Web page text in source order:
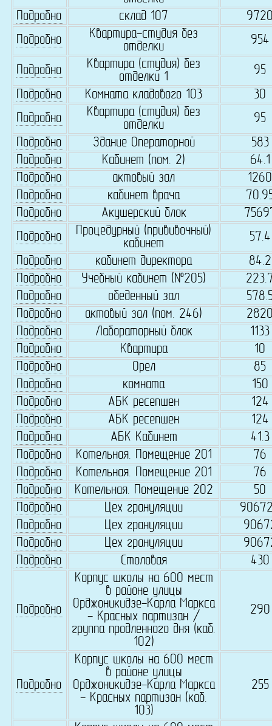
Подробно
склад 107
Подробно
Квартира-студия без
отделки
954
Подробно
Квартира (студия) без
отделки 1
95
Подробно
Комната кладового 103
30
Подробно
Квартира (студия) без
отделки
95
Подробно
Здание Операторной
583
Подробно
Кабинет (пом. 2)
64.1
Подробно
актовый зал
1260
Подробно
кабинет врача
Подробно
Акушерский блок
Подробно
Процедурный (прививочный)
кабинет
57.4
Подробно
кабинет директора
84.2
Подробно
Учебный кабинет (№205)
Подробно
обеденный зал
Подробно
актовый зал (пом. 246)
Подробно
Лабораторный блок
1133
Подробно
Квартира
10
Подробно
Орел
85
Подробно
комната
150
Подробно
АБК ресепшен
124
Подробно
АБК ресепшен
124
Подробно
АБК Кабинет
41.3
Подробно
Котельная. Помещение 201
76
Подробно
Котельная. Помещение 201
76
Подробно
Котельная. Помещение 202
50
Подробно
Цех грануляции
Подробно
Цех грануляции
Подробно
Цех грануляции
Подробно
Столовая 430
Подробно
Корпус школы на 600 мест
в районе улицы
Орджоникидзе-Карла Маркса
- Красных партизан /
группа продленного дня (каб.
102)
290
Подробно
Корпус школы на 600 мест
в районе улицы
Орджоникидзе-Карла Маркса
- Красных партизан (каб.
103)
255